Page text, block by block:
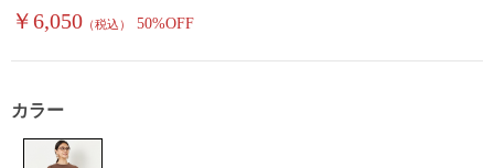
￥6,050 （税込） 50%OFF
カラー